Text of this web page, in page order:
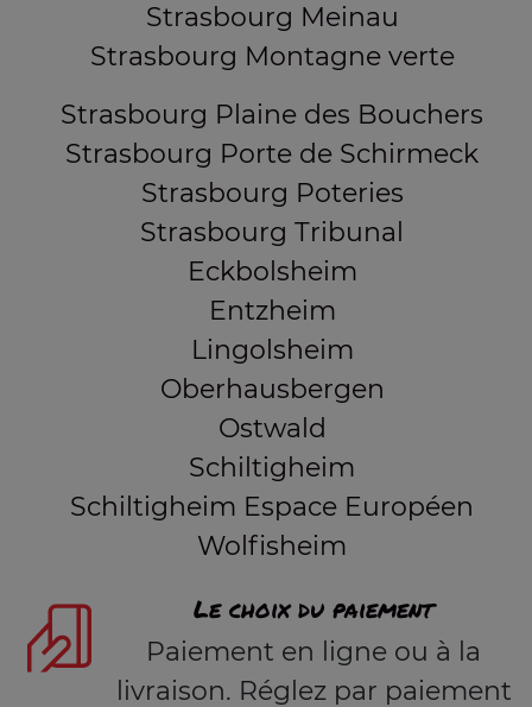
Strasbourg Meinau
Strasbourg Montagne verte
Strasbourg Plaine des Bouchers
Strasbourg Porte de Schirmeck
Strasbourg Poteries
Strasbourg Tribunal
Eckbolsheim
Entzheim
Lingolsheim
Oberhausbergen
Ostwald
Schiltigheim
Schiltigheim Espace Européen
Wolfisheim
Le choix du paiement
Paiement en ligne ou à la
livraison. Réglez par paiement